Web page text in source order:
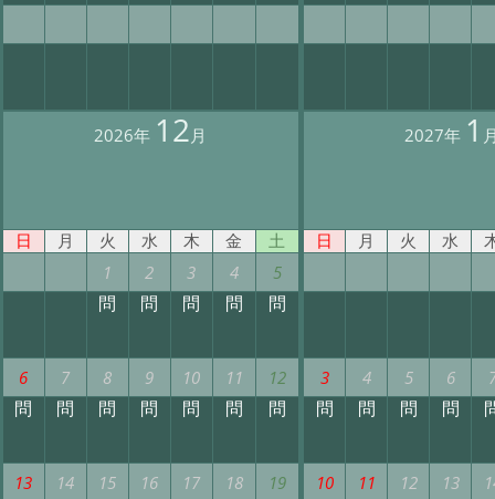
2026年 12月
日 月 火 水 木 金 土
1 2 3 4 5
問 問 問 問 問
6 7 8 9 10 11 12
問 問 問 問 問 問 問
13 14 15 16 17 18 19
2027年 1
日 月 火 水
3 4 5 6
問 問 問 問
10 11 12 13